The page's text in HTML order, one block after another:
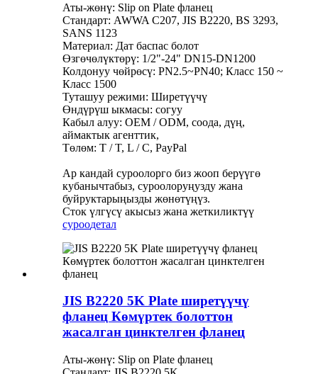
Аты-жөнү: Slip on Plate фланец
Стандарт: AWWA C207, JIS B2220, BS 3293,
SANS 1123
Материал: Дат баспас болот
Өзгөчөлүктөрү: 1/2"-24" DN15-DN1200
Колдонуу чөйрөсү: PN2.5~PN40; Класс 150 ~
Класс 1500
Туташуу режими: Ширетүүчү
Өндүрүш ыкмасы: согуу
Кабыл алуу: OEM / ODM, соода, дүң,
аймактык агенттик,
Төлөм: T / T, L / C, PayPal
Ар кандай суроолорго биз жооп берүүгө
кубанычтабыз, суроолоруңузду жана
буйруктарыңызды жөнөтүңүз.
Сток үлгүсү акысыз жана жеткиликтүү
суроодетал
JIS B2220 5K Plate ширетүүчү
фланец Көмүртек болоттон
жасалган цинктелген фланец
Аты-жөнү: Slip on Plate фланец